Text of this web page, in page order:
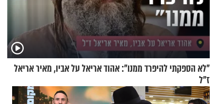
"לא הספקתי להיפרד ממנו": אהוד אריאל על אביו, מאיר אריאל
ז"ל